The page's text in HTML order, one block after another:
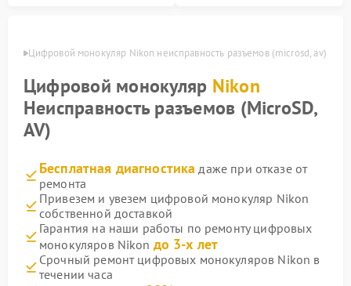
Цифровой монокуляр Nikon неисправность разъемов (microsd, av)
Цифровой монокуляр Nikon
Неисправность разъемов (MicroSD,
AV)
Бесплатная диагностика даже при отказе от
ремонта
Привезем и увезем цифровой монокуляр Nikon
собственной доставкой
Гарантия на наши работы по ремонту цифровых
монокуляров Nikon до 3-х лет
Срочный ремонт цифровых монокуляров Nikon в
течении часа